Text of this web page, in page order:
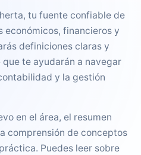
tu fuente confiable de
económicos, financieros y
definiciones claras y
te ayudarán a navegar
y la gestión
en el área, el resumen
comprensión de conceptos
Puedes leer sobre